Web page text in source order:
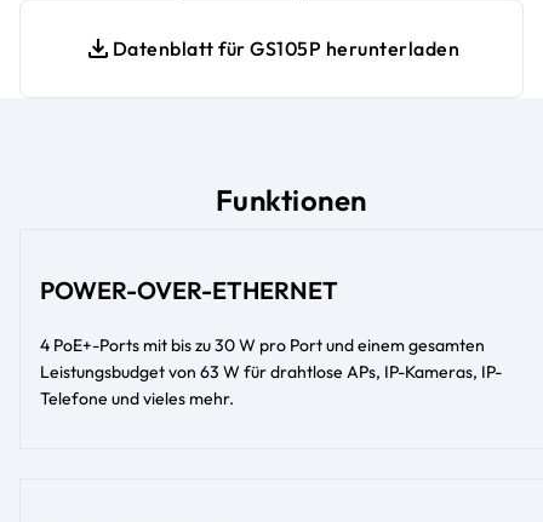
Schreibtisch oder zur Wandmontage
Datenblatt für GS105P herunterladen
Funktionen
POWER-OVER-ETHERNET
4 PoE+-Ports mit bis zu 30 W pro Port und einem gesamten
Leistungsbudget von 63 W für drahtlose APs, IP-Kameras, IP-
Telefone und vieles mehr.